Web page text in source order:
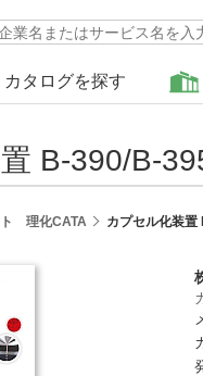
カタログを探す
B-390/B-
ト 理化CATA カプセル化装